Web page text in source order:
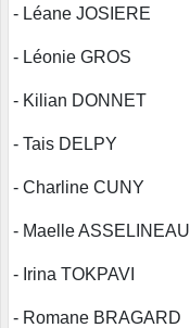
- Léane JOSIERE
- Léonie GROS
- Kilian DONNET
- Tais DELPY
- Charline CUNY
- Maelle ASSELINEAU
- Irina TOKPAVI
- Romane BRAGARD